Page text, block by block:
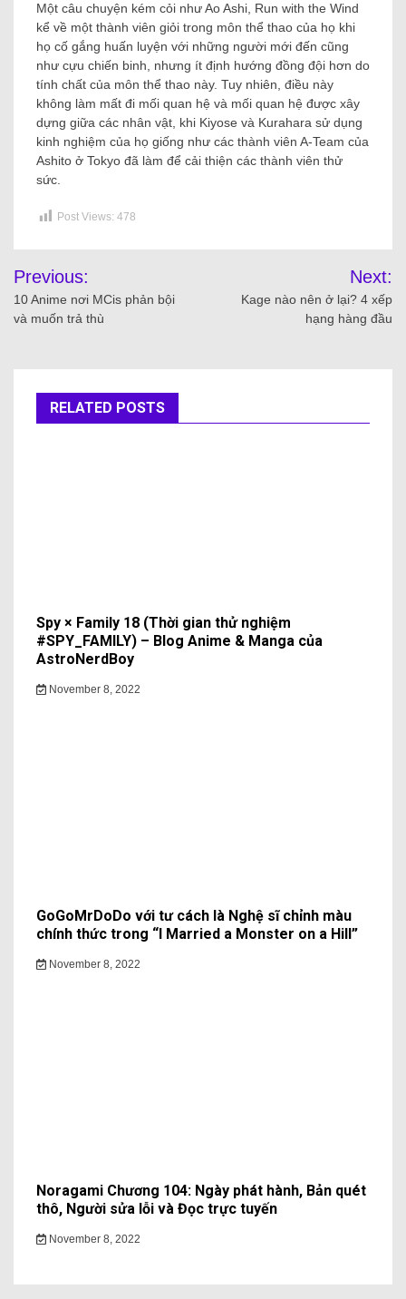
Một câu chuyện kém cỏi như Ao Ashi, Run with the Wind
kể về một thành viên giỏi trong môn thể thao của họ khi
họ cố gắng huấn luyện với những người mới đến cũng
như cựu chiến binh, nhưng ít định hướng đồng đội hơn do
tính chất của môn thể thao này. Tuy nhiên, điều này
không làm mất đi mối quan hệ và mối quan hệ được xây
dựng giữa các nhân vật, khi Kiyose và Kurahara sử dụng
kinh nghiệm của họ giống như các thành viên A-Team của
Ashito ở Tokyo đã làm để cải thiện các thành viên thử
sức.
Post Views: 478
Previous:
10 Anime nơi MCis phản bội
và muốn trả thù
Next:
Kage nào nên ở lại? 4 xếp
hạng hàng đầu
RELATED POSTS
Spy × Family 18 (Thời gian thử nghiệm
#SPY_FAMILY) – Blog Anime & Manga của
AstroNerdBoy
November 8, 2022
GoGoMrDoDo với tư cách là Nghệ sĩ chỉnh màu
chính thức trong “I Married a Monster on a Hill”
November 8, 2022
Noragami Chương 104: Ngày phát hành, Bản quét
thô, Người sửa lỗi và Đọc trực tuyến
November 8, 2022